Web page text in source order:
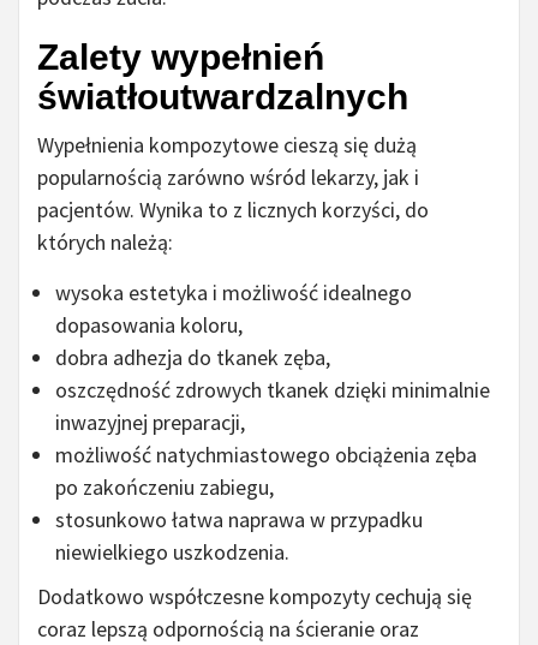
Zalety wypełnień
światłoutwardzalnych
Wypełnienia kompozytowe cieszą się dużą
popularnością zarówno wśród lekarzy, jak i
pacjentów. Wynika to z licznych korzyści, do
których należą:
wysoka estetyka i możliwość idealnego
dopasowania koloru,
dobra adhezja do tkanek zęba,
oszczędność zdrowych tkanek dzięki minimalnie
inwazyjnej preparacji,
możliwość natychmiastowego obciążenia zęba
po zakończeniu zabiegu,
stosunkowo łatwa naprawa w przypadku
niewielkiego uszkodzenia.
Dodatkowo współczesne kompozyty cechują się
coraz lepszą odpornością na ścieranie oraz